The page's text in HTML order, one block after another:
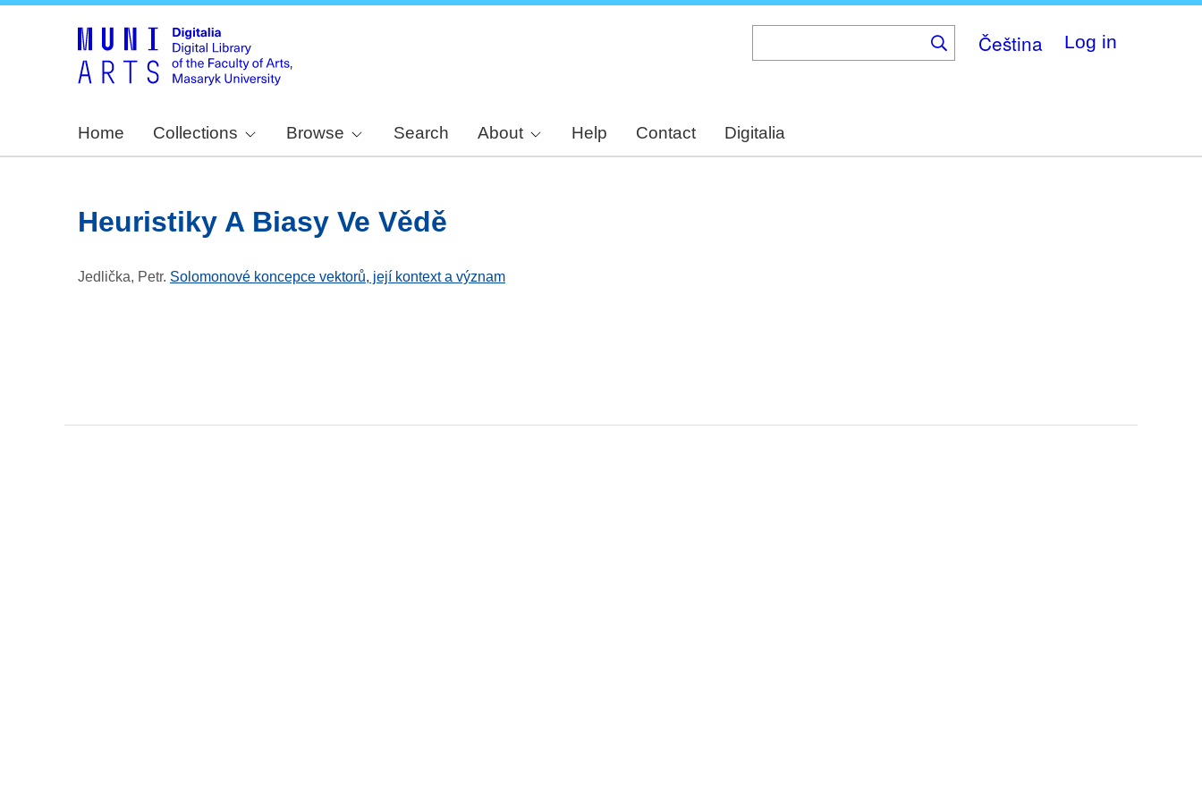
Čeština Log in
Home Collections Browse Search About Help Contact Digitalia
Heuristiky A Biasy Ve Vědě
Jedlička, Petr. Solomonové koncepce vektorů, její kontext a význam